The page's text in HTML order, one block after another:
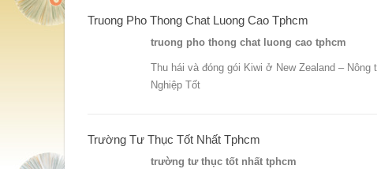
Truong Pho Thong Chat Luong Cao Tphcm
truong pho thong chat luong cao tphcm
Thu hái và đóng gói Kiwi ở New Zealand –
Nghiệp Tốt
Trường Tư Thục Tốt Nhất Tphcm
trường tư thục tốt nhất tphcm